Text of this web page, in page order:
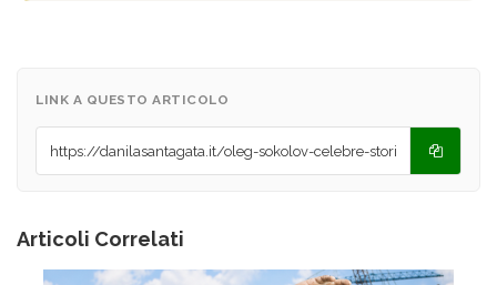
LINK A QUESTO ARTICOLO
Articoli Correlati